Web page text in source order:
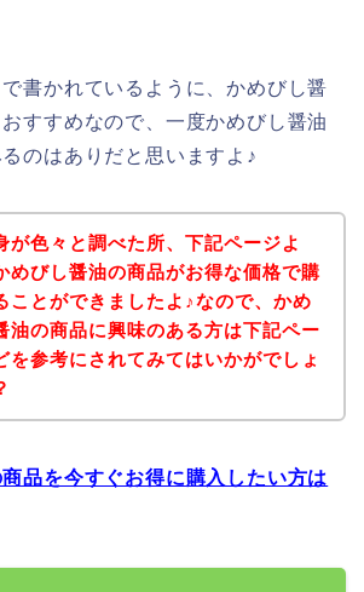
書かれているように、かめびし醤
すすめなので、一度かめびし醤油
のはありだと思いますよ♪
が色々と調べた所、下記ページよ
めびし醤油の商品がお得な価格で購
ことができましたよ♪なので、かめ
油の商品に興味のある方は下記ペー
を参考にされてみてはいかがでしょ
品を今すぐお得に購入したい方は